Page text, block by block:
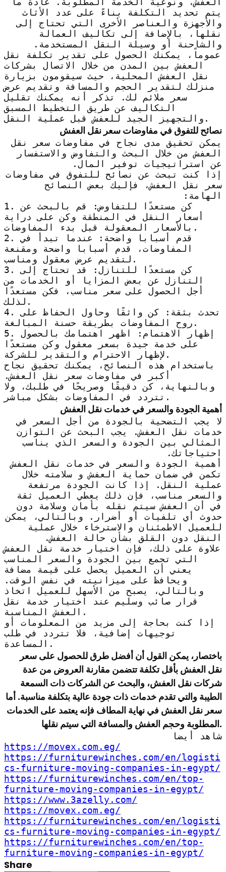
يتم تحديد التكلفة بناءً على عدد الأثاث
والأجهزة والعناصر الأخرى التي تحتاج إلى
نقلها، بالإضافة إلى تكاليف العمالة
والشاحنة أو وسيلة النقل المستخدمة.
عموماً، يمكنك الحصول على تقدير تكلفة نقل
العفش بين المدن من خلال الاتصال بشركات
نقل العفش المحلية، حيث سيقومون بزيارة
منزلك لتقدير الحجم والمسافة وتقديم عرض
سعر ملائم لك. تذكر أنه يمكنك تقليل
التكاليف عن طريق التخطيط المسبق
والتجهيز الجيد للعفش قبل عملية النقل.
نصائح للتفوق في مفاوضات سعر نقل العفش
يمكن تحقيق مدى نجاح في مفاوضات سعر نقل
العفش من خلال البحث والتفاوض والاستفسار
عن استراتيجيات توفير المال.
إذا كنت تبحث عن نصائح للتفوق في مفاوضات
سعر نقل العفش، فإليك بعض النصائح
الهامة:
1. كن مستعدًا للتفاوض: قم بالبحث عن
أسعار النقل في المنطقة وكن على دراية
بالأسعار المعقولة قبل بدء المفاوضات.
2. قدم أسبابا واضحة: عندما تبدأ في
المفاوضات، قدم أسبابا واضحة ومقنعة
لتقديم عرض معقول ومناسب.
3. كن مستعدًا للتنازل: قد تحتاج إلى
التنازل عن بعض المزايا أو الخدمات من
أجل الحصول على سعر مناسب، فكن مستعدًا
لذلك.
4. تحدث بثقة: كن واثقًا وحاول الحفاظ على
روح المفاوضات بطريقة حسنة المبالغة.
5. إظهار الاهتمام: اظهر اهتمامك بالحصول
على خدمة جيدة بسعر معقول وكن مستعدًا
لإظهار الاحترام والتقدير للشركة.
باستخدام هذه النصائح، يمكنك تحقيق نجاح
أكبر في مفاوضات سعر نقل العفش.
وبالنهاية، كن دقيقًا وصريحًا في طلبك، ولا
تتردد في المفاوضات بشكل مباشر.
أهمية الجودة والسعر في خدمات نقل العفش
لا يجب التضحية بالجودة من أجل السعر في
خدمات نقل العفش. يجب البحث عن التوازن
المثالي بين الجودة والسعر الذي يناسب
احتياجاتك.
أهمية الجودة والسعر في خدمات نقل العفش
تكمن في ضمان حماية العفش و سلامته خلال
عملية النقل. إذا كانت الجودة مرتفعة
والسعر مناسب، فإن ذلك يعطي العميل ثقة
في أن العفش سيتم نقله بأمان وسلامة دون
حدوث أي تلفيات أو أضرار. وبالتالي، يمكن
للعميل الاطمئنان والاسترخاء خلال عملية
النقل دون القلق بشأن حالة العفش.
علاوة على ذلك، فإن اختيار خدمة نقل العفش
التي تجمع بين الجودة والسعر المناسب
يعني أن العميل يحصل على قيمة مضافة
ويحافظ على ميزانيته في نفس الوقت.
وبالتالي، يصبح من الأسهل للعميل اتخاذ
قرار صائب وسليم عند اختيار خدمة نقل
العفش المناسبة.
إذا كنت بحاجة إلى مزيد من المعلومات أو
توجيهات إضافية، فلا تتردد في طلب
المساعدة.
باختصار، يمكن القول أن أفضل طرق للحصول على سعر
نقل العفش بأقل تكلفة تتضمن مقارنة العروض من عدة
شركات نقل العفش، والبحث عن الشركات ذات السمعة
الطيبة والتي تقدم خدمات ذات جودة عالية بتكلفة مناسبة. أما
سعر نقل العفش في نهاية المطاف فإنه يعتمد على الخدمات
المطلوبة وحجم العفش والمسافة التي سيتم نقلها.
شاهد أيضا
https://movex.com.eg/
https://furniturewinches.com/en/logisti
cs-furniture-moving-companies-in-egypt/
https://furniturewinches.com/en/top-
furniture-moving-companies-in-egypt/
https://www.3azelly.com/
https://movex.com.eg/
https://furniturewinches.com/en/logisti
cs-furniture-moving-companies-in-egypt/
https://furniturewinches.com/en/top-
furniture-moving-companies-in-egypt/
Share